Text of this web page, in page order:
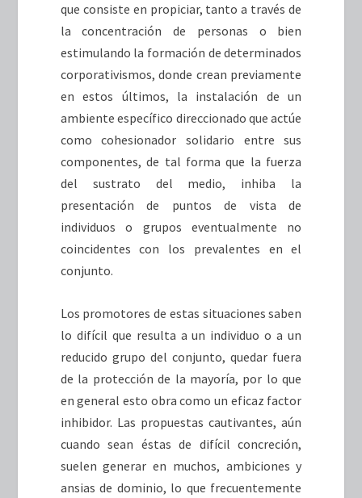
que consiste en propiciar, tanto a través de
la concentración de personas o bien
estimulando la formación de determinados
corporativismos, donde crean previamente
en estos últimos, la instalación de un
ambiente específico direccionado que actúe
como cohesionador solidario entre sus
componentes, de tal forma que la fuerza
del sustrato del medio, inhiba la
presentación de puntos de vista de
individuos o grupos eventualmente no
coincidentes con los prevalentes en el
conjunto.
Los promotores de estas situaciones saben
lo difícil que resulta a un individuo o a un
reducido grupo del conjunto, quedar fuera
de la protección de la mayoría, por lo que
en general esto obra como un eficaz factor
inhibidor. Las propuestas cautivantes, aún
cuando sean éstas de difícil concreción,
suelen generar en muchos, ambiciones y
ansias de dominio, lo que frecuentemente